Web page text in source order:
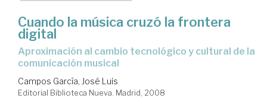
Cuando la música cruzó la frontera
digital
aproximación al cambio tecnológico y cultural de la
comunicación musical
Campos García, José Luis
Editorial Biblioteca Nueva. Madrid, 2008